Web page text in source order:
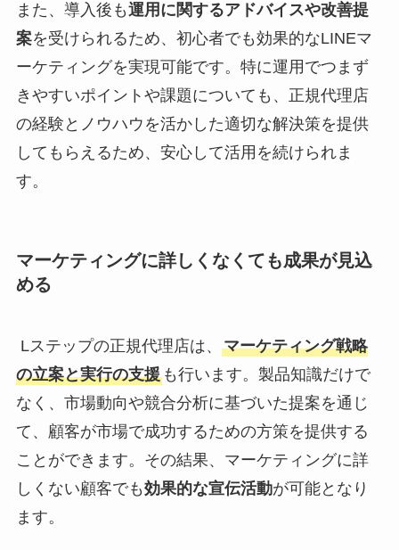
また、導入後も運用に関するアドバイスや改善提
案を受けられるため、初心者でも効果的なLINEマ
ーケティングを実現可能です。特に運用でつまず
きやすいポイントや課題についても、正規代理店
の経験とノウハウを活かした適切な解決策を提供
してもらえるため、安心して活用を続けられま
す。
マーケティングに詳しくなくても成果が見込
める
Lステップの正規代理店は、 マーケティング戦略
の立案と実行の支援も行います。製品知識だけで
なく、市場動向や競合分析に基づいた提案を通じ
て、顧客が市場で成功するための方策を提供する
ことができます。その結果、マーケティングに詳
しくない顧客でも効果的な宣伝活動が可能となり
ます。